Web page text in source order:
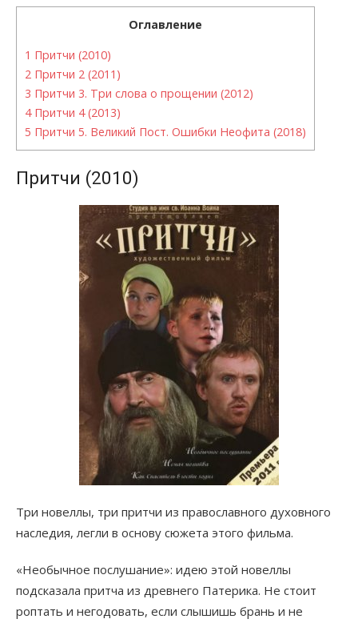
Оглавление
1 Притчи (2010)
2 Притчи 2 (2011)
3 Притчи 3. Три слова о прощении (2012)
4Притчи 4 (2013)
5 Притчи 5. Великий Пост. Ошибки Неофита (2018)
Притчи (2010)
Три новеллы, три притчи из православного духовного
наследия, легли в основу сюжета этого фильма.
«Необычное послушание»: идею этой новеллы
подсказала притча из древнего Патерика. Не стоит
роптать и негодовать, если слышишь брань и не